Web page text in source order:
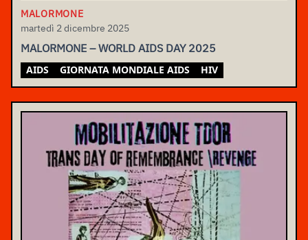
MALORMONE
martedì 2 dicembre 2025
MALORMONE – WORLD AIDS DAY 2025
AIDS GIORNATA MONDIALE AIDS HIV